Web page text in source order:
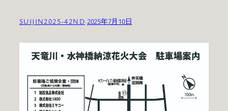
SUIJIN2025-42ND·2025年7月10日